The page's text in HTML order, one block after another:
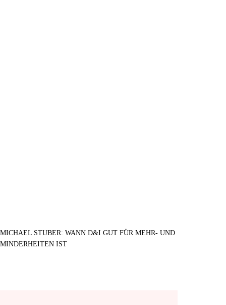
MICHAEL STUBER: WANN D&I GUT FÜR MEHR- UND
MINDERHEITEN IST